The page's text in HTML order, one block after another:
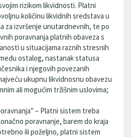
rizikom likvidnosti. Platni
količinu likvidnih sredstava u
za izvršenje unutardnevnih, te po
poravnanja platnih obaveza s
u situacijama raznih stresnih
ostalog, nastanak statusa
i njegovih povezanih
ukupnu likvidnosnu obavezu
ali mogućim tržišnim uslovima;
– Platni sistem treba
poravnanje, barem do kraja
ili poželjno, platni sistem